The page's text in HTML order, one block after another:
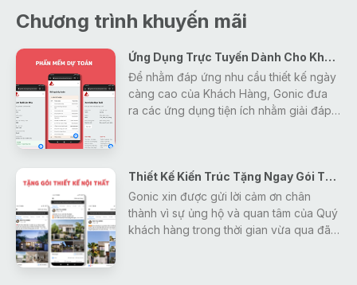
Chương trình khuyến mãi
Ứng Dụng Trực Tuyến Dành Cho Khách Hàng
Để nhằm đáp ứng nhu cầu thiết kế ngày
càng cao của Khách Hàng, Gonic đưa
ra các ứng dụng tiện ích nhằm giải đáp
khách hàng.
Thiết Kế Kiến Trúc Tặng Ngay Gói Thiết Kế Nội Thất
Gonic xin được gửi lời cảm ơn chân
thành vì sự ủng hộ và quan tâm của Quý
khách hàng trong thời gian vừa qua đã